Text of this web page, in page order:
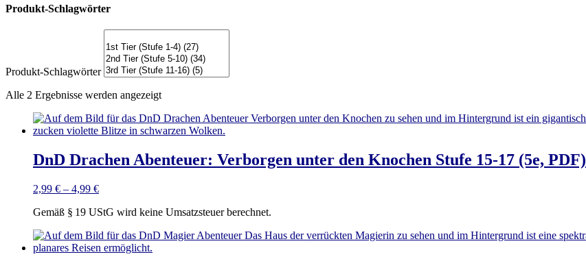
Produkt-Schlagwörter
Produkt-Schlagwörter
Alle 2 Ergebnisse werden angezeigt
DnD Drachen Abenteuer: Verborgen unter den Knochen Stufe 15-17 (5e, PDF)
2,99 € – 4,99 €
Gemäß § 19 UStG wird keine Umsatzsteuer berechnet.